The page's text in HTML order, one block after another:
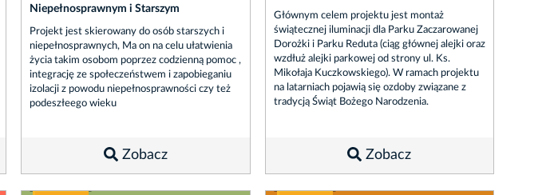
Niepełnosprawnym i Starszym
Projekt jest skierowany do osób starszych i
niepełnosprawnych, Ma on na celu ułatwienia
życia takim osobom poprzez codzienną pomoc ,
integrację ze społeczeństwem i zapobieganiu
izolacji z powodu niepełnosprawności czy też
podeszłeego wieku
Zobacz
Głównym celem projektu jest montaż
świątecznej iluminacji dla Parku Zaczarowanej
Dorożki i Parku Reduta (ciąg głównej alejki oraz
wzdłuż alejki parkowej od strony ul. Ks.
Mikołaja Kuczkowskiego). W ramach projektu
na latarniach pojawią się ozdoby związane z
tradycją Świąt Bożego Narodzenia.
Zobacz